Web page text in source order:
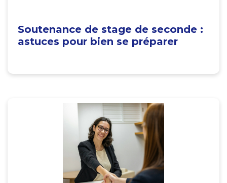
Soutenance de stage de seconde :
astuces pour bien se préparer